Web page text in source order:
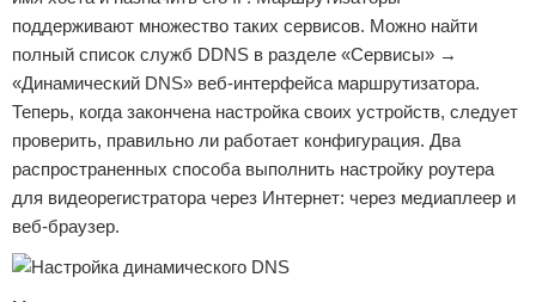
поддерживают множество таких сервисов. Можно найти
полный список служб DDNS в разделе «Сервисы» →
«Динамический DNS» веб-интерфейса маршрутизатора.
Теперь, когда закончена настройка своих устройств, следует
проверить, правильно ли работает конфигурация. Два
распространенных способа выполнить настройку роутера
для видеорегистратора через Интернет: через медиаплеер и
веб-браузер.